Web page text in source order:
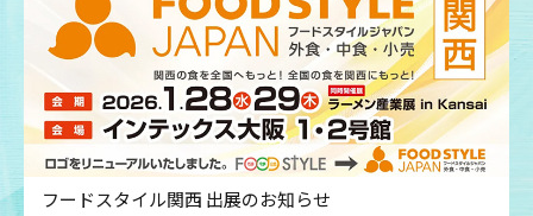
フードスタイル関西 出展のお知らせ